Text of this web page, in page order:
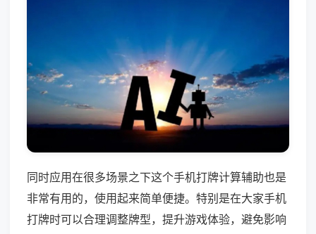
同时应用在很多场景之下这个手机打牌计算辅助也是
非常有用的，使用起来简单便捷。特别是在大家手机
打牌时可以合理调整牌型，提升游戏体验，避免影响